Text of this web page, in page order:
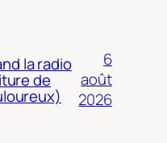
la radio
de
6
août
2026